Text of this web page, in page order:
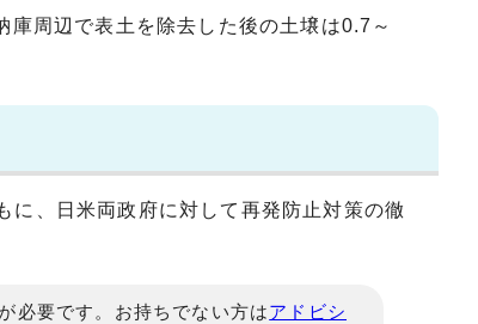
周辺で表土を除去した後の土壌は0.7～
に、日米両政府に対して再発防止対策の徹
必要です。お持ちでない方はアドビシ